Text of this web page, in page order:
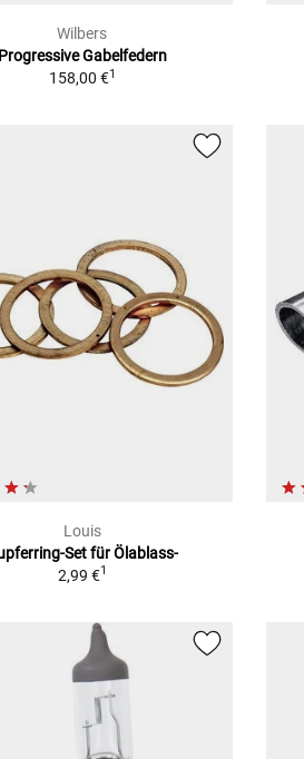
Wilbers
Gabelfedern
158,00 €1
Louis
Set für Ölablass-
2,99 €1